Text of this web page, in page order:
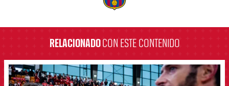
RELACIONADOCON ESTE CONTENIDO
FCB Barcelona badge